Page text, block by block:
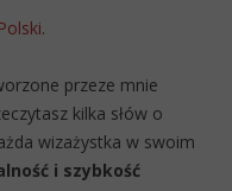
Polski.
przeze mnie
kilka słów o
wizażystka w swoim
i szybkość